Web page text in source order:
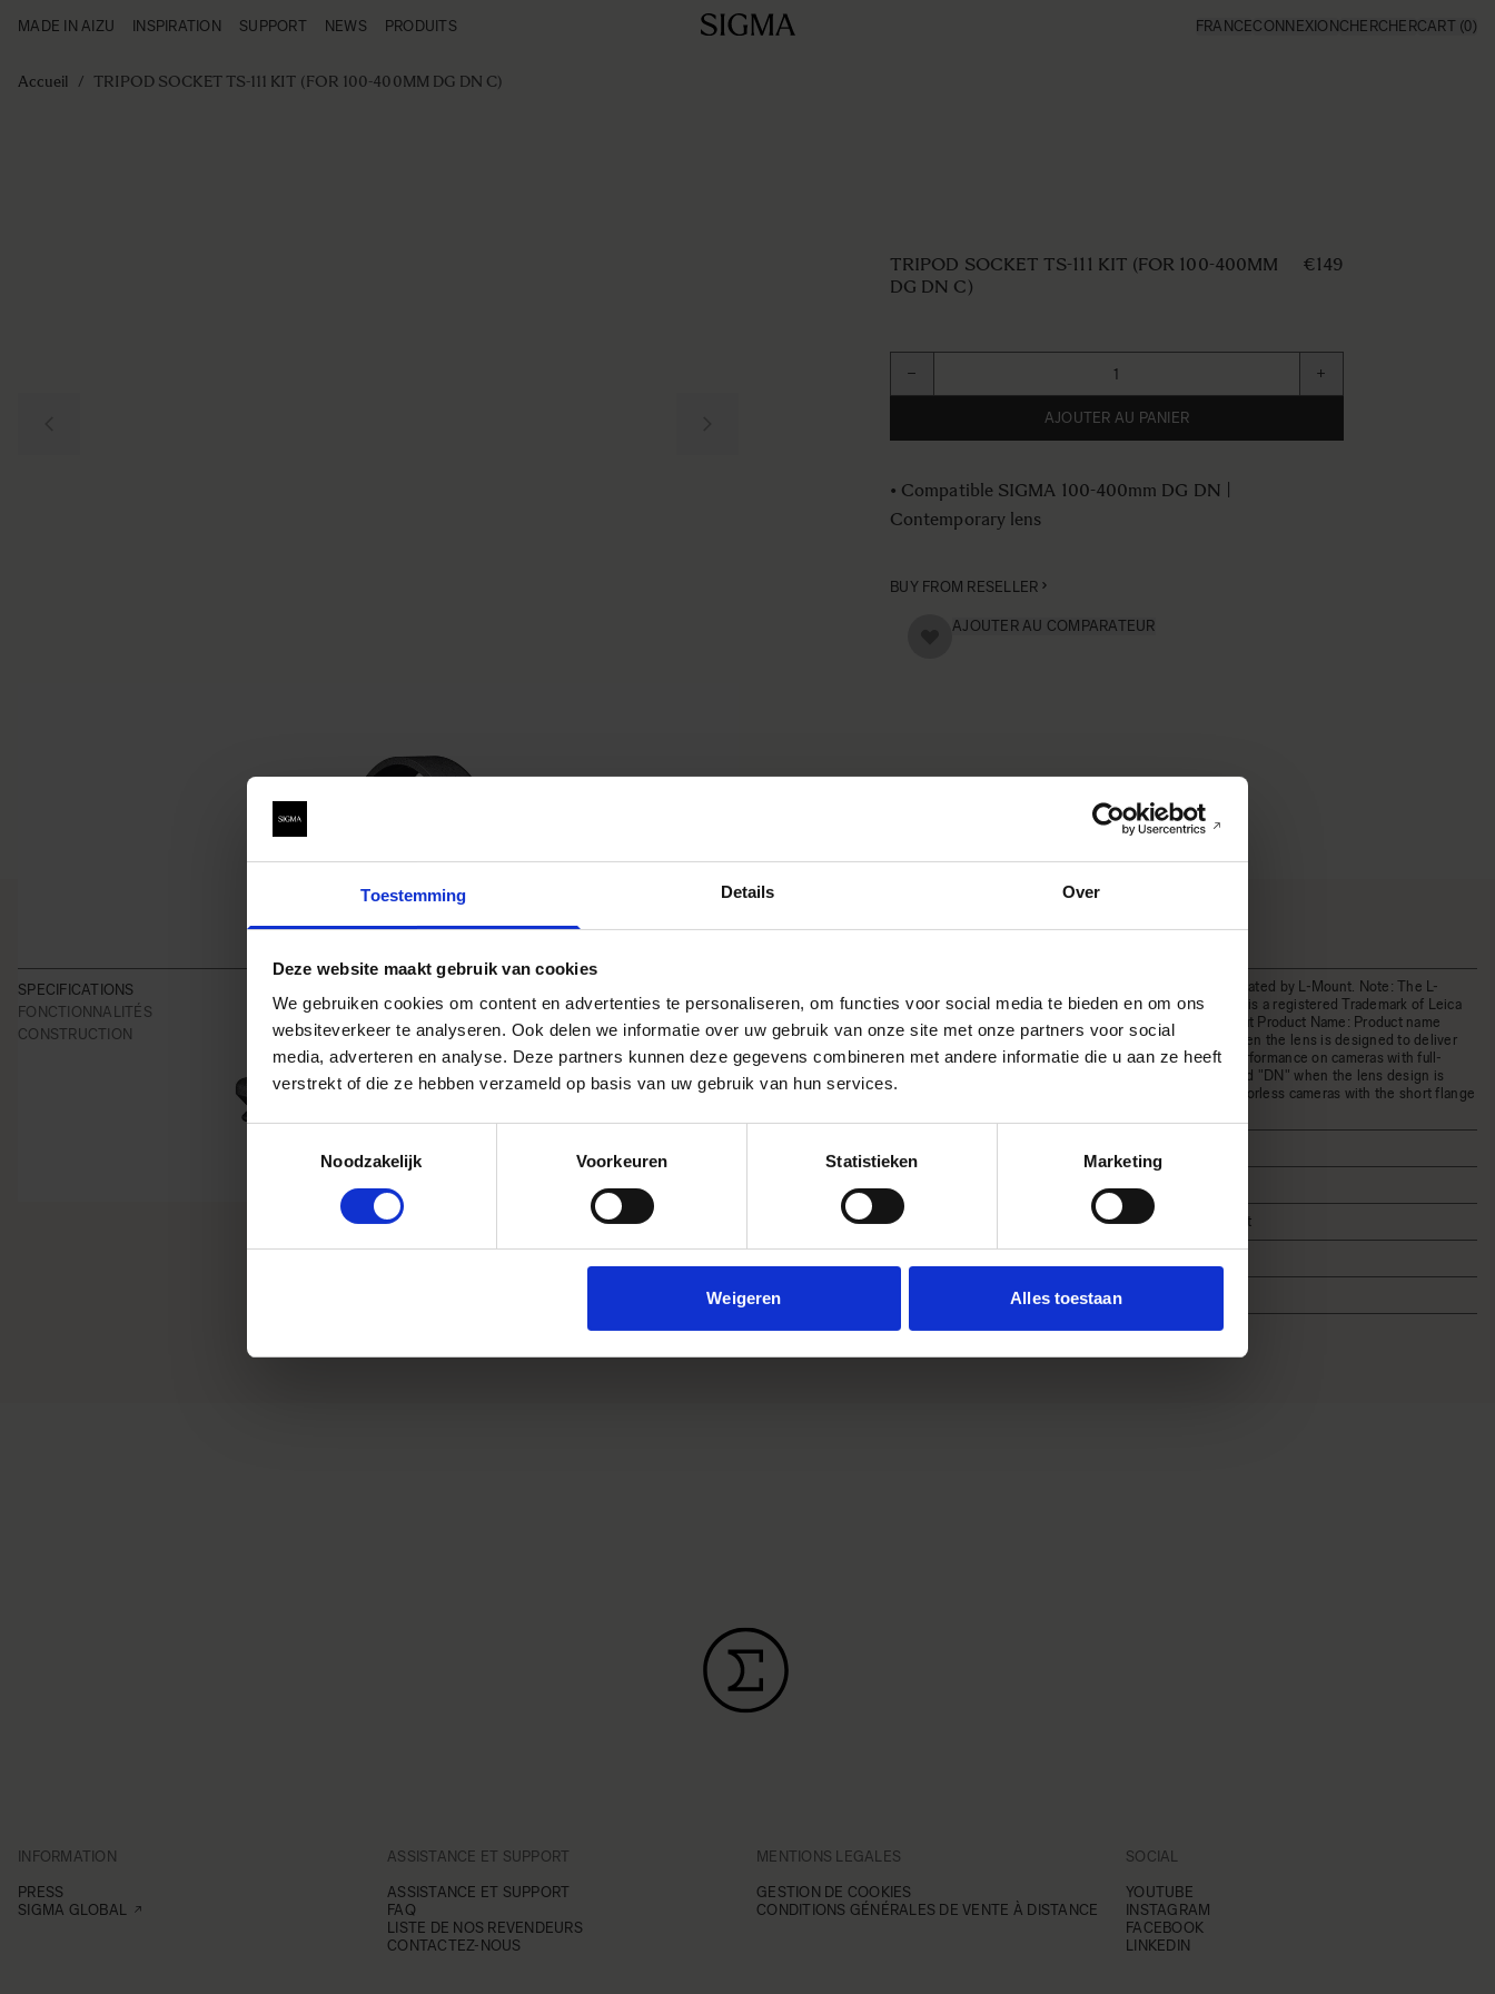
Toestemming Details Over
Deze website maakt gebruik van cookies
We gebruiken cookies om content en advertenties te personaliseren, om functies voor social media te bieden en om ons
websiteverkeer te analyseren. Ook delen we informatie over uw gebruik van onze site met onze partners voor social
media, adverteren en analyse. Deze partners kunnen deze gegevens combineren met andere informatie die u aan ze heeft
verstrekt of die ze hebben verzameld op basis van uw gebruik van hun services.
Noodzakelijk
Voorkeuren Statistieken Marketing
Weigeren Alles toestaan
Made in Aizu
Support
MADE IN AIZU INSPIRATION SUPPORT NEWS PRODUITS FRANCECONNEXION CHERCHERCART (0)
Accueil / TRIPOD SOCKET TS-111 KIT (FOR 100-400MM DG DN C)
TRIPOD SOCKET TS-111 KIT (FOR 100-400MM
DG DN C)
€149
− +
AJOUTER AU PANIER
• Compatible SIGMA 100-400mm DG DN |
Contemporary lens
BUY FROM RESELLER
AJOUTER AU COMPARATEUR
SPECIFICATIONS
FONCTIONNALITÉS
CONSTRUCTION
* All figures calculated by L-Mount. Note: The L-
Mount Trademark is a registered Trademark of Leica
Camera AG. About Product Name: Product name
includes "DG" when the lens is designed to deliver
the ultimate in performance on cameras with full-
frame sensors, and "DN" when the lens design is
optimized for mirrorless cameras with the short flange
FUJIFILM X mount
Dimensions (diameter x length)
INFORMATION
PRESS
SIGMA GLOBAL
ASSISTANCE ET SUPPORT
ASSISTANCE ET SUPPORT
FAQ
LISTE DE NOS REVENDEURS
CONTACTEZ-NOUS
MENTIONS LEGALES
GESTION DE COOKIES
CONDITIONS GÉNÉRALES DE VENTE À DISTANCE
SOCIAL
YOUTUBE
INSTAGRAM
FACEBOOK
LINKEDIN